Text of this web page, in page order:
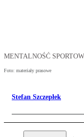
MENTALNOŚĆ
Foto: materiały prasowe
Stefan Szczepłek